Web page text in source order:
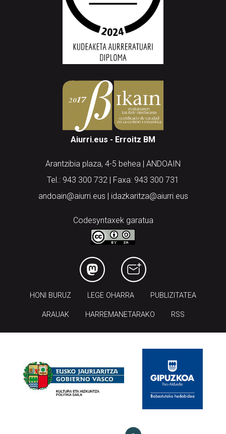
Aiurri.eus - Erroitz BM
Arantzibia plaza, 4-5 behea | ANDOAIN
Tel.: 943 300 732 | Faxa: 943 300 731
andoain@aiurri.eus | idazkaritza@aiurri.eus
Codesyntaxek garatua
HONI BURUZ LEGE OHARRA PUBLIZITATEA
ARAUAK HARREMANETARAKO RSS